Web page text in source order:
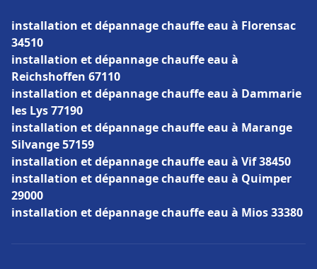
installation et dépannage chauffe eau à Florensac
34510
installation et dépannage chauffe eau à
Reichshoffen 67110
installation et dépannage chauffe eau à Dammarie
les Lys 77190
installation et dépannage chauffe eau à Marange
Silvange 57159
installation et dépannage chauffe eau à Vif 38450
installation et dépannage chauffe eau à Quimper
29000
installation et dépannage chauffe eau à Mios 33380